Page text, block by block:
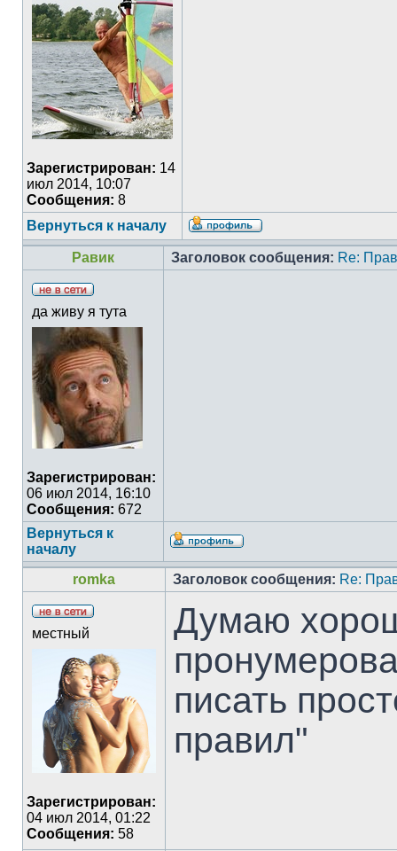
Зарегистрирован: 14
июл 2014, 10:07
Сообщения: 8
Вернуться к началу
Равик Заголовок сообщения: Re:
да живу я тута
Зарегистрирован:
06 июл 2014, 16:10
Сообщения: 672
Вернуться к
началу
romka
Заголовок сообщения: Re:
местный
Зарегистрирован:
04 июл 2014, 01:22
Сообщения: 58
Думаю
писать
правил"